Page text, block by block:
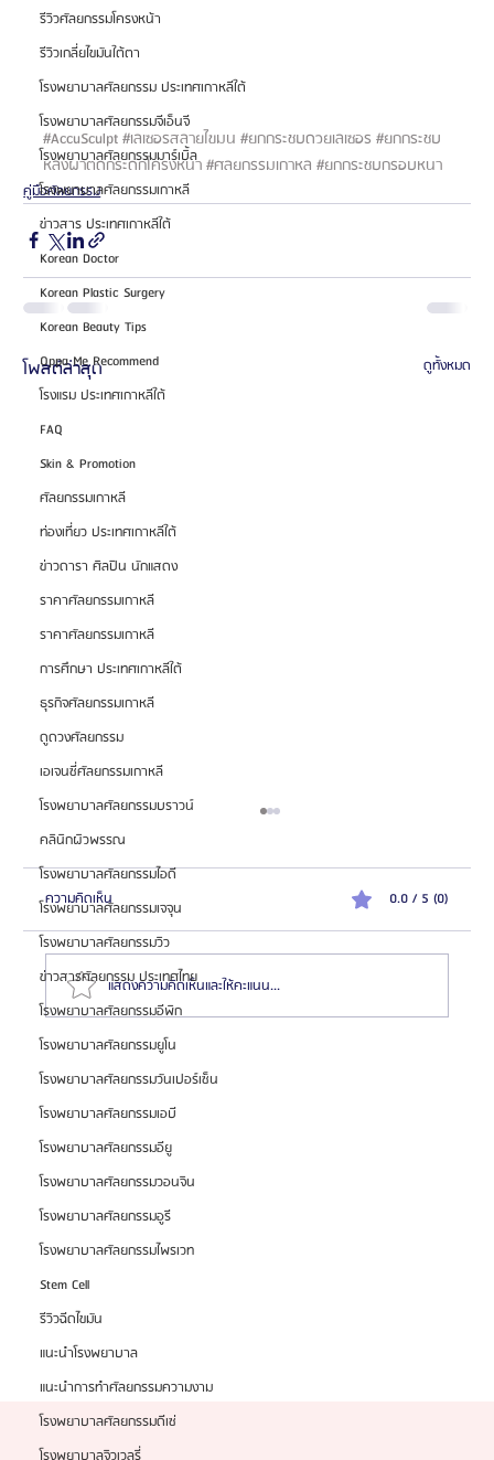
รีวิวศัลยกรรมโครงหน้า
รีวิวเกลี่ยไขมันใต้ตา
โรงพยาบาลศัลยกรรม ประเทศเกาหลีใต้
โรงพยาบาลศัลยกรรมจีเอ็นจี
โรงพยาบาลศัลยกรรมมาร์เบิ้ล
โรงพยาบาลศัลยกรรมเกาหลี
ข่าวสาร ประเทศเกาหลีใต้
Korean Doctor
Korean Plastic Surgery
Korean Beauty Tips
Oppa Me Recommend
โรงแรม ประเทศเกาหลีใต้
FAQ
Skin & Promotion
ศัลยกรรมเกาหลี
ท่องเที่ยว ประเทศเกาหลีใต้
ข่าวดารา ศิลปิน นักแสดง
ราคาศัลยกรรมเกาหลี
ราคาศัลยกรรมเกาหลี
การศึกษา ประเทศเกาหลีใต้
ธุรกิจศัลยกรรมเกาหลี
ดูดวงศัลยกรรม
เอเจนซี่ศัลยกรรมเกาหลี
โรงพยาบาลศัลยกรรมบราวน์
คลินิกผิวพรรณ
โรงพยาบาลศัลยกรรมไอดี
โรงพยาบาลศัลยกรรมเจจุน
โรงพยาบาลศัลยกรรมวิว
ข่าวสารศัลยกรรม ประเทศไทย
โรงพยาบาลศัลยกรรมอีพิก
โรงพยาบาลศัลยกรรมยูโน
โรงพยาบาลศัลยกรรมวันเปอร์เซ็น
โรงพยาบาลศัลยกรรมเอบี
โรงพยาบาลศัลยกรรมอียู
โรงพยาบาลศัลยกรรมวอนจิน
โรงพยาบาลศัลยกรรมอูรี
โรงพยาบาลศัลยกรรมไพรเวท
Stem Cell
รีวิวฉีดไขมัน
แนะนำโรงพยาบาล
แนะนำการทำศัลยกรรมความงาม
โรงพยาบาลศัลยกรรมดีเซ่
#AccuSculpt#เลเซอรสลายไขมน #ยกกระชบดวยเลเซอร #ยกกระชบ
หลงผาตดกระดกโครงหนา#ศลยกรรมเกาหล #ยกกระชบกรอบหนา
คู่มือศัลยกรรม
โพสต์ล่าสุด ดูทั้งหมด
รวมลิสต์ราคาแก้ตา 10 รพ.ศัลยกรรมเกาหลีชั้นนำ 2024
ความคิดเห็น 0.0 / 5 (0)
แสดงความคิดเห็นและให้คะแนน...